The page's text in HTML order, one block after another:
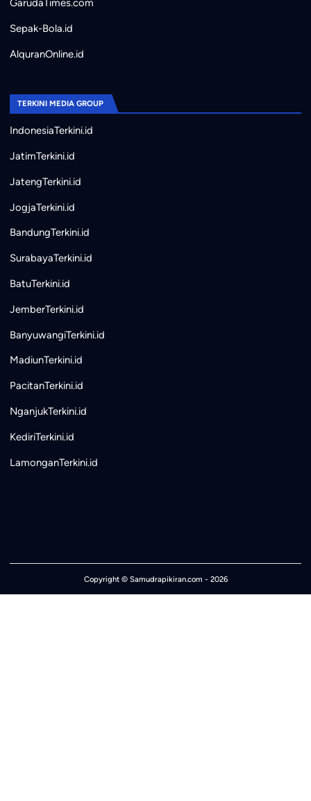
GarudaTimes.com
Sepak-Bola.id
AlquranOnline.id
TERKINI MEDIA GROUP
IndonesiaTerkini.id
JatimTerkini.id
JatengTerkini.id
JogjaTerkini.id
BandungTerkini.id
SurabayaTerkini.id
BatuTerkini.id
JemberTerkini.id
BanyuwangiTerkini.id
MadiunTerkini.id
PacitanTerkini.id
NganjukTerkini.id
KediriTerkini.id
LamonganTerkini.id
Copyright © Samudrapikiran.com - 2026